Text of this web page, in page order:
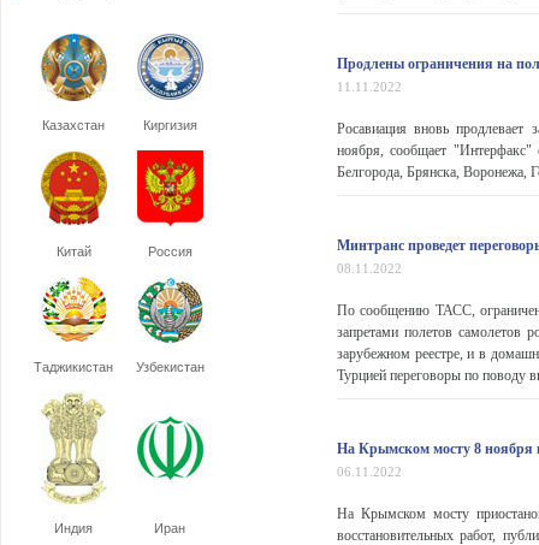
Казахстан Киргизия
Китай Россия
Таджикистан Узбекистан
Индия Иран
Продлены ограничения на
11.11.2022
Росавиация вновь
ноября, сообщает
Белгорода, Брянска, Воронежа,
Минтранс проведет
08.11.2022
По сообщению ТАСС,
запретами полетов самолетов
зарубежном реестре, и в
Турцией переговоры по поводу
На Крымском мосту 8 ноября
06.11.2022
На Крымском мосту
восстановительных работ,